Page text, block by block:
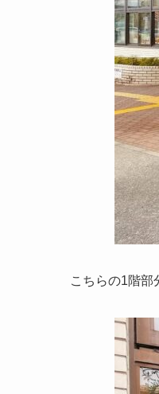
こちらの1階部